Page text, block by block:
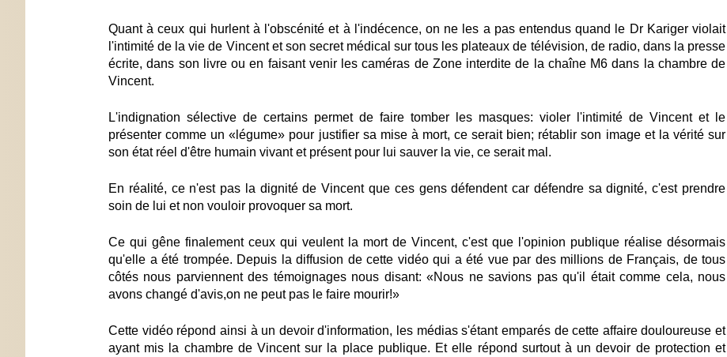
Quant à ceux qui hurlent à l'obscénité et à l'indécence, on ne les a pas entendus quand le Dr Kariger violait
l'intimité de la vie de Vincent et son secret médical sur tous les plateaux de télévision, de radio, dans la presse
écrite, dans son livre ou en faisant venir les caméras de Zone interdite de la chaîne M6 dans la chambre de
Vincent.
L'indignation sélective de certains permet de faire tomber les masques: violer l'intimité de Vincent et le
présenter comme un «légume» pour justifier sa mise à mort, ce serait bien; rétablir son image et la vérité sur
son état réel d'être humain vivant et présent pour lui sauver la vie, ce serait mal .
En réalité, ce n'est pas la dignité de Vincent que ces gens défendent car défendre sa dignité, c'est prendre
soin de lui et non vouloir provoquer sa mort.
Ce qui gêne finalement ceux qui veulent la mort de Vincent, c'est que l'opinion publique réalise désormais
qu'elle a été trompée. Depuis la diffusion de cette vidéo qui a été vue par des millions de Français, de tous
côtés nous parviennent des témoignages nous disant: «Nous ne savions pas qu'il était comme cela, nous
avons changé d'avis,on ne peut pas le faire mourir!»
Cette vidéo répond ainsi à un devoir d'information, les médias s'étant emparés de cette affaire douloureuse et
ayant mis la chambre de Vincent sur la place publique. Et elle répond surtout à un devoir de protection et